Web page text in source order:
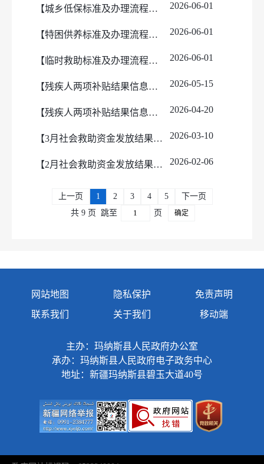
【城乡低保标准及办理流程】城乡低保标准及办理流程 2026-06-01
【特困供养标准及办理流程】特困供养救助标准及办理流程 2026-06-01
【临时救助标准及办理流程】临时救助标准及办理流程 2026-06-01
【残疾人两项补贴结果信息公示】5月残疾人两项补贴资金发放情况公告 2026-05-15
【残疾人两项补贴结果信息公示】4月残疾人两项补贴资金发放情况公告 2026-04-20
【3月社会救助资金发放结果】2026年3月社会救助资金发放情况公告 2026-03-10
【2月社会救助资金发放结果】2026年2月社会救助资金发放情况公告 2026-02-06
上一页 1 2 3 4 5
下一页
共 9 页
跳至 页 确定
网站地图 隐私保护
免责声明
联系我们
关于我们 移动端
主办：玛纳斯县人民政府办公室
承办：玛纳斯县人民政府电子政务中心
地址：新疆玛纳斯县碧玉大道40号